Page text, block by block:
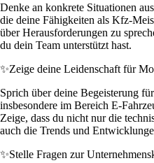
Denke an konkrete Situationen
die deine Fähigkeiten als Kfz-
über Herausforderungen zu
du dein Team unterstützt hast.
✨Zeige deine Leidenschaft für
Sprich über deine Begeisterung
insbesondere im Bereich E-
Zeige, dass du nicht nur die
auch die Trends und
✨Stelle Fragen zur